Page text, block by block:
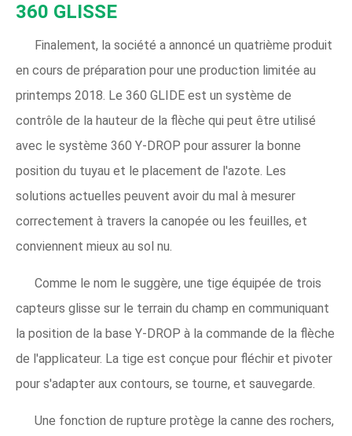
360 GLISSE
Finalement, la société a annoncé un quatrième produit
en cours de préparation pour une production limitée au
printemps 2018. Le 360 ​​GLIDE est un système de
contrôle de la hauteur de la flèche qui peut être utilisé
avec le système 360 ​​Y-DROP pour assurer la bonne
position du tuyau et le placement de l'azote. Les
solutions actuelles peuvent avoir du mal à mesurer
correctement à travers la canopée ou les feuilles, et
conviennent mieux au sol nu.
Comme le nom le suggère, une tige équipée de trois
capteurs glisse sur le terrain du champ en communiquant
la position de la base Y-DROP à la commande de la flèche
de l'applicateur. La tige est conçue pour fléchir et pivoter
pour s'adapter aux contours, se tourne, et sauvegarde.
Une fonction de rupture protège la canne des rochers,